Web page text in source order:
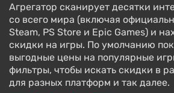
Агрегатор сканирует десятки
со всего мира (включая
Steam, PS Store и Epic Games) и
скидки на игры. По умолчанию
выгодные цены на популярные
фильтры, чтобы искать скидки в
для разных платформ и так далее.